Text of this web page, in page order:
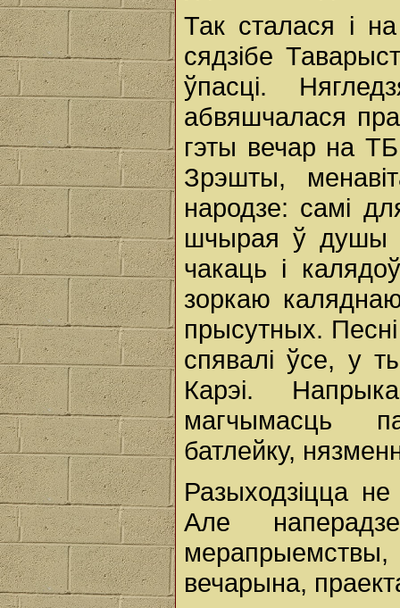
Так сталася і
сядзібе
ўпасці.
абвяшчалася
гэты вечар на
Зрэшты,
народзе: самі
шчырая ў душы
чакаць і
зоркаю
прысутных. Песні
спявалі ўсе, у
Карэі.
магчымасць
батлейку,
Разыходзіцца
Але
вечарына,